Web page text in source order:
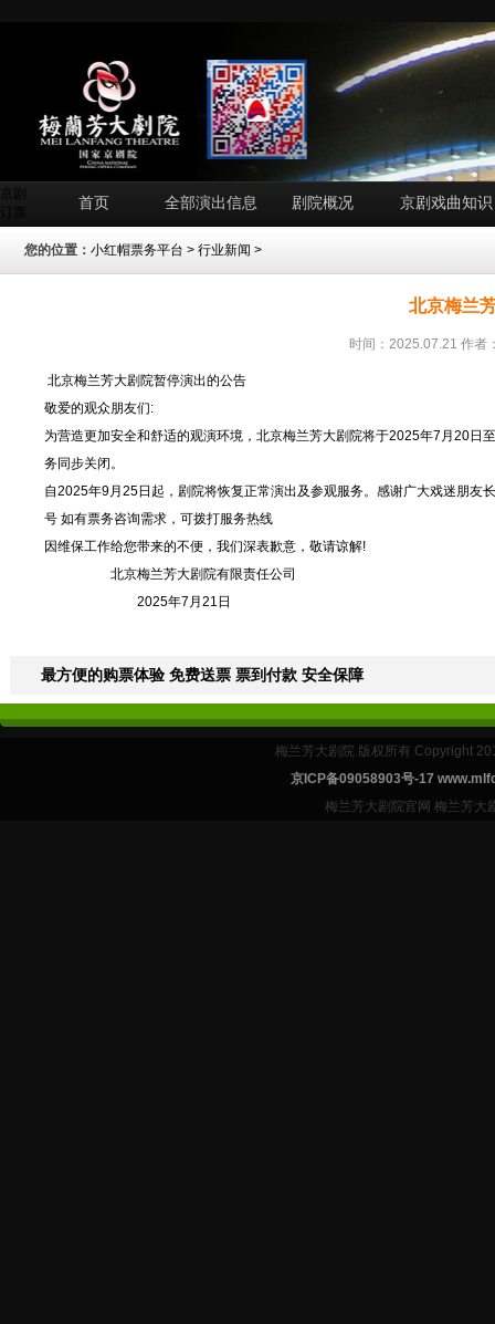
首页 全部演出信息 剧院概况 京剧戏曲知识
您的位置： 小红帽票务平台 > 行业新闻 >
北京梅兰
时间：2025.07.21 作者
北京梅兰芳大剧院暂停演出的公告
敬爱的观众朋友们:
为营造更加安全和舒适的观演环境，北京梅兰芳大剧院将于2025年7月20
务同步关闭。
自2025年9月25日起，剧院将恢复正常演出及参观服务。感谢广大戏迷朋友
号 如有票务咨询需求，可拨打服务热线
因维保工作给您带来的不便，我们深表歉意，敬请谅解!
北京梅兰芳大剧院有限责任公司
2025年7月21日
最方便的购票体验 免费送票 票到付款 安全保障
梅兰芳大剧院 版权所有 Copyright
京ICP备09058903号-17
梅兰芳大剧院官网 梅兰芳大